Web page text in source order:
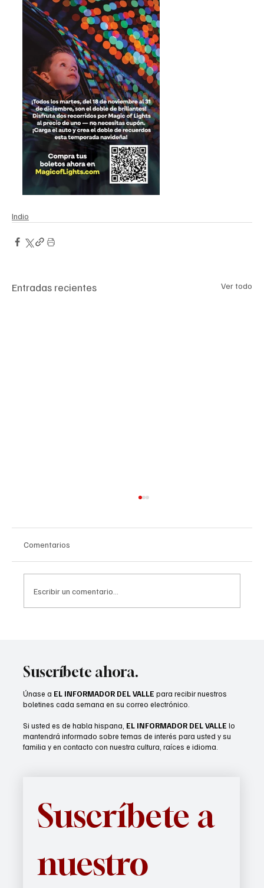
Indio
Entradas recientes Ver todo
Comentarios
Escribir un comentario...
Suscríbete ahora.
Únase a EL INFORMADOR DEL VALLE para recibir nuestros
boletines cada semana en su correo electrónico.
Si usted es de habla hispana, EL INFORMADOR DEL VALLE lo
mantendrá informado sobre temas de interés para usted y su
familia y en contacto con nuestra cultura, raíces e idioma.
Suscríbete a
nuestro